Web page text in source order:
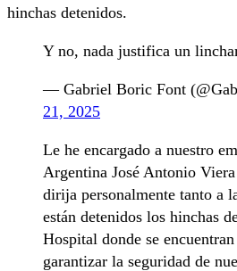
hinchas detenidos.
Y no, nada justifica un
— Gabriel Boric Font
21, 2025
Le he encargado a nuestro
Argentina José Antonio
dirija personalmente tanto a
están detenidos los hinchas
Hospital donde se
garantizar la seguridad de